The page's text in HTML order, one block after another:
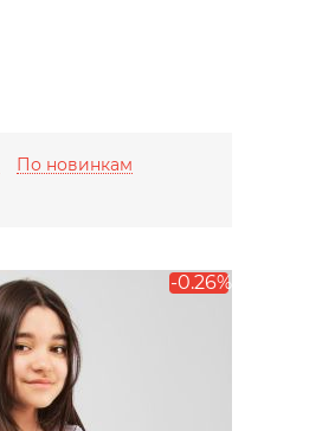
По новинкам
-0.26%